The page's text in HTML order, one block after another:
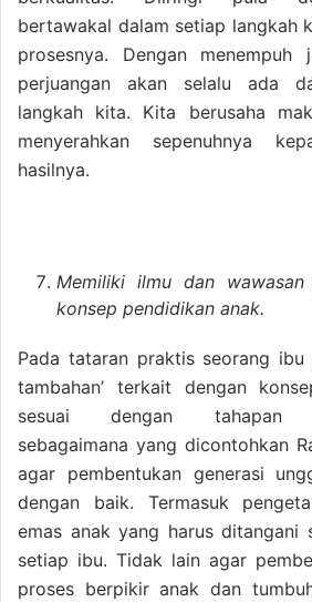
bertawakal dalam setiap langkah
prosesnya. Dengan
perjuangan akan selalu ada
langkah kita. Kita berusaha
menyerahkan sepenuhnya
hasilnya.
Memiliki ilmu dan
konsep pendidikan anak.
Pada tataran praktis seorang ibu
tambahan’ terkait dengan
sesuai dengan tahapan
sebagaimana yang dicontohkan
agar pembentukan generasi
dengan baik. Termasuk
emas anak yang harus ditangani
setiap ibu. Tidak lain agar
proses berpikir anak dan